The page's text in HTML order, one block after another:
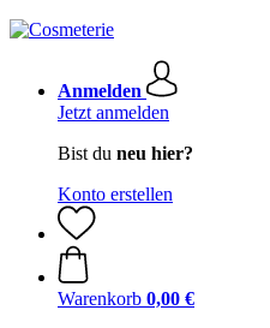
Anmelden
Jetzt anmelden
Bist du neu hier?
Konto erstellen
Warenkorb 0,00 €